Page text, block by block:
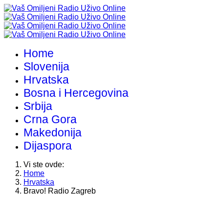
Home
Slovenija
Hrvatska
Bosna i Hercegovina
Srbija
Crna Gora
Makedonija
Dijaspora
Vi ste ovde:
Home
Hrvatska
Bravo! Radio Zagreb